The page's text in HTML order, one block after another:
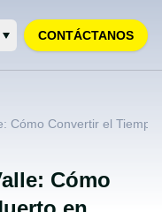
CONTÁCTANOS
Cómo Convertir el
Cómo